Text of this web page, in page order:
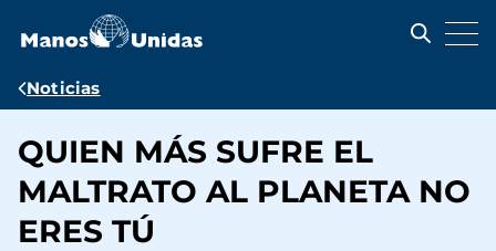
contenido
Ruta
navegación
Noticias
QUIEN MÁS SUFRE EL
MALTRATO AL PLANETA NO
ERES TÚ